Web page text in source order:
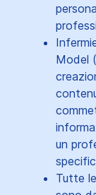
Model
un
Tutte